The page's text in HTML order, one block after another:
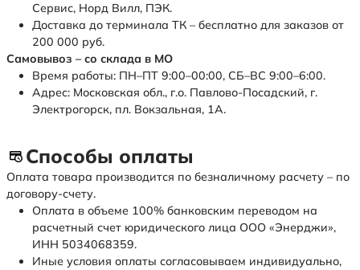
Сервис, Норд Вилл, ПЭК.
Доставка до терминала ТК – бесплатно для заказов от
200 000 руб.
Самовывоз – со склада в МО
Время работы: ПН–ПТ 9:00–00:00, СБ–ВС 9:00–6:00.
Адрес: Московская обл., г.о. Павлово-Посадский, г.
Электрогорск, пл. Вокзальная, 1А.
Способы оплаты
Оплата товара производится по безналичному расчету – по
договору-счету.
Оплата в объеме 100% банковским переводом на
расчетный счет юридического лица ООО «Энерджи»,
ИНН 5034068359.
Иные условия оплаты согласовываем индивидуально,